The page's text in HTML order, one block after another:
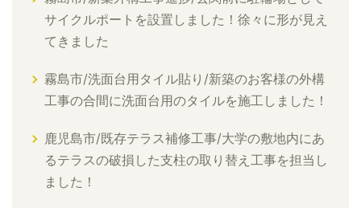
サイクルポートを設置しました！徐々に形が見え
てきました
霧島市/洗面台用タイル貼り/新築のお客様の外構
工事の合間に洗面台用のタイルを施工しました！
鹿児島市/既存テラス補修工事/大学の敷地内にあ
るテラスの破損した支柱の取り替え工事を担当し
ました！